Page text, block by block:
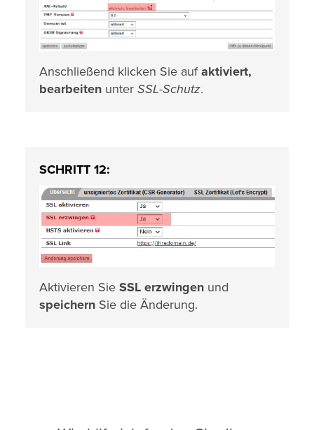
Anschließend klicken Sie aufaktiviert,
bearbeiten unter SSL-Schutz.
SCHRITT 12:
Aktivieren Sie SSL erzwingen und
speichern Sie die Änderung.